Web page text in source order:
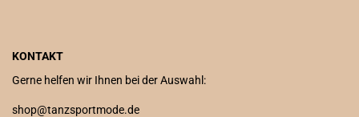
KONTAKT
Gerne helfen wir Ihnen bei der Auswahl:
shop@tanzsportmode.de